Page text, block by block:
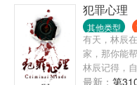
犯罪心理
其他类型
有天，林辰
家，那你能
林辰记得，
量的东西，
最新： 第